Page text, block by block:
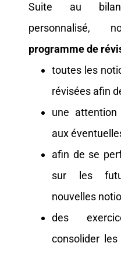
Suite au
personnalisé,
programme de
toutes les
révisées afin
une
aux
afin de se
sur les
nouvelles
des
consolider